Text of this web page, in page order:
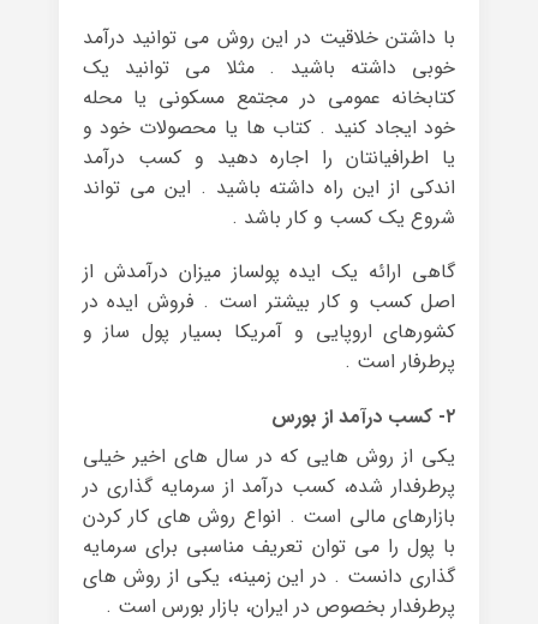
با داشتن خلاقیت در این روش می توانید درآمد
خوبی داشته باشید . مثلا می توانید یک
کتابخانه عمومی در مجتمع مسکونی یا محله
خود ایجاد کنید . کتاب ها یا محصولات خود و
یا اطرافیانتان را اجاره دهید و کسب درآمد
اندکی از این راه داشته باشید . این می تواند
شروع یک کسب و کار باشد .
گاهی ارائه یک ایده پولساز میزان درآمدش از
اصل کسب و کار بیشتر است . فروش ایده در
کشورهای اروپایی و آمریکا بسیار پول ساز و
پرطرفار است .
۲- کسب درآمد از بورس
یکی از روش هایی که در سال های اخیر خیلی
پرطرفدار شده، کسب درآمد از سرمایه گذاری در
بازارهای مالی است . انواع روش های کار کردن
با پول را می توان تعریف مناسبی برای سرمایه
گذاری دانست . در این زمینه، یکی از روش های
پرطرفدار بخصوص در ایران، بازار بورس است .